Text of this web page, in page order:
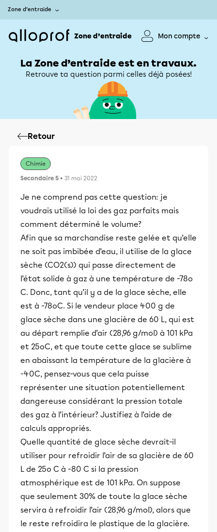
Zone d’entraide
Zone d’entraide Mon compte
La Zone d’entraide est en travaux.
Retrouve ta question parmi celles déjà posées!
Retour
Chimie
Secondaire 5 • 31 mai 2022
Je ne comprend pas cette question: je
voudrais utilisé la loi des gaz parfaits mais
comment déterminé le volume?
Afin que sa marchandise reste gelée et qu’elle
ne soit pas imbibée d’eau, il utilise de la glace
sèche (CO2(s)) qui passe directement de
l’état solide à gaz à une température de -78o
C. Donc, tant qu’il y a de la glace sèche, elle
est à -78oC. Si le vendeur place 400 g de
glace sèche dans une glacière de 60 L, qui est
au départ remplie d’air (28,96 g/mol) à 101 kPa
et 25oC, et que toute cette glace se sublime
en abaissant la température de la glacière à
-40C, pensez-vous que cela puisse
représenter une situation potentiellement
dangereuse considérant la pression totale
des gaz à l’intérieur? Justifiez à l’aide de
calculs appropriés.
Quelle quantité de glace sèche devrait-il
utiliser pour refroidir l’air de sa glacière de 60
L de 25o C à -80 C si la pression
atmosphérique est de 101 kPa. On suppose
que seulement 30% de toute la glace sèche
servira à refroidir l’air (28,96 g/mol), alors que
le reste refroidira le plastique de la glacière.